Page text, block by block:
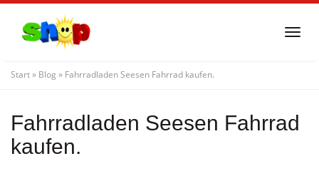
content
Start» Blog » Fahrradladen Seesen Fahrrad kaufen.
Fahrradladen Seesen Fahrrad
kaufen.